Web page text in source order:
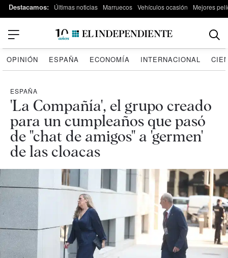
Destacamos: Últimas noticias Marruecos Vehículos ocasión Mejores
OPINIÓN ESPAÑA ECONOMÍA INTERNACIONAL
ESPAÑA
'La Compañía', el grupo creado
para un cumpleaños que pasó
de "chat de amigos" a 'germen'
de las cloacas